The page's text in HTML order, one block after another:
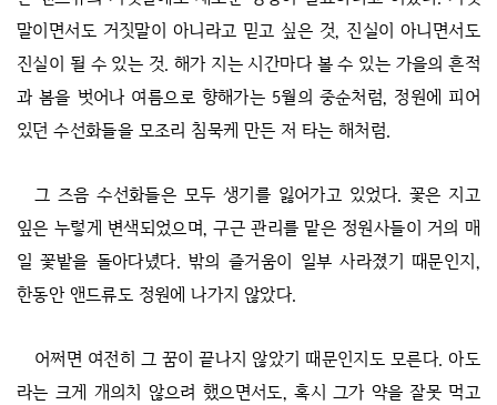
말이면서도 거짓말이 아니라고 믿고 싶은 것, 진실이 아니면서도
진실이 될 수 있는 것. 해가 지는 시간마다 볼 수 있는 가을의 흔적
과 봄을 벗어나 여름으로 향해가는 5월의 중순처럼, 정원에 피어
있던 수선화들을 모조리 침묵케 만든 저 타는 해처럼.
그 즈음 수선화들은 모두 생기를 잃어가고 있었다. 꽃은 지고
잎은 누렇게 변색되었으며, 구근 관리를 맡은 정원사들이 거의 매
일 꽃밭을 돌아다녔다. 밖의 즐거움이 일부 사라졌기 때문인지,
한동안 앤드류도 정원에 나가지 않았다.
어쩌면 여전히 그 꿈이 끝나지 않았기 때문인지도 모른다. 아도
라는 크게 개의치 않으려 했으면서도, 혹시 그가 약을 잘못 먹고